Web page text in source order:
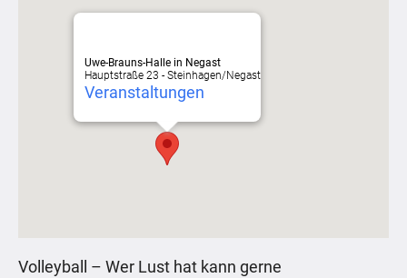
Uwe-Brauns-Halle in Negast
Hauptstraße 23 - Steinhagen/Negast
Veranstaltungen
Volleyball – Wer Lust hat kann gerne